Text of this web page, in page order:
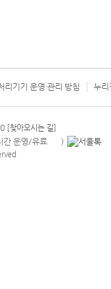
리기기 운영·관리 방침 누리
[찾아오시는 길]
운영/유료 안내팝업 열기
)